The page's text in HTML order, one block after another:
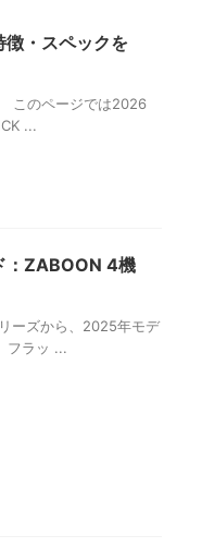
徴・スペックを
このページでは2026
...
：ZABOON 4機
ーズから、2025年モデ
フラッ ...